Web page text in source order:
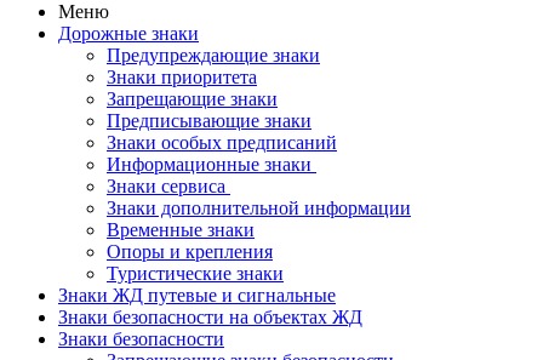
Меню
Дорожные знаки
Предупреждающие знаки
Знаки приоритета
Запрещающие знаки
Предписывающие знаки
Знаки особых предписаний
Информационные знаки
Знаки сервиса
Знаки дополнительной информации
Временные знаки
Опоры и крепления
Туристические знаки
Знаки ЖД путевые и сигнальные
Знаки безопасности на объектах ЖД
Знаки безопасности